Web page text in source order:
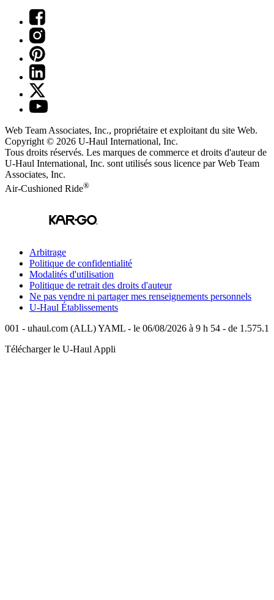
Web Team Associates, Inc., propriétaire et exploitant du site Web.
Copyright © 2026 U-Haul International, Inc.
Tous droits réservés. Les marques de commerce et droits d'auteur de
U-Haul International, Inc. sont utilisés sous licence par Web Team
Associates, Inc.
Air-Cushioned Ride®
Arbitrage
Politique de confidentialité
Modalités d'utilisation
Politique de retrait des droits d'auteur
Ne pas vendre ni partager mes renseignements personnels
U-Haul Établissements
001 - uhaul.com (ALL) YAML - le 06/08/2026 à 9 h 54 - de 1.575.1
Télécharger le U-Haul Appli